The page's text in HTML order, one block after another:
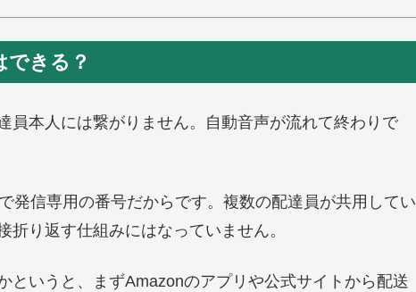
できる？
員本人には繋がりません。自動音声が流れて終わりで
発信専用の番号だからです。複数の配達員が共用してい
り返す仕組みにはなっていません。
というと、まずAmazonのアプリや公式サイトから配送